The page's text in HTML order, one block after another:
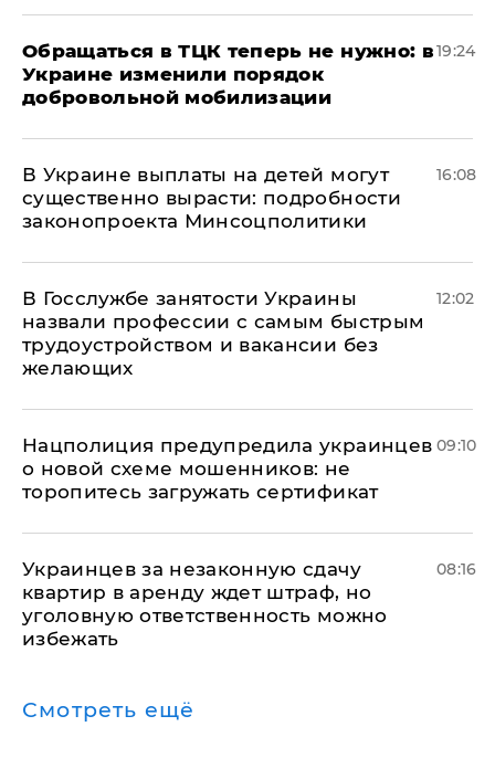
Обращаться в ТЦК теперь не нужно: в
Украине изменили порядок
добровольной мобилизации
19:24
В Украине выплаты на детей могут
существенно вырасти: подробности
законопроекта Минсоцполитики
16:08
В Госслужбе занятости Украины
назвали профессии с самым быстрым
трудоустройством и вакансии без
желающих
12:02
Нацполиция предупредила украинцев
о новой схеме мошенников: не
торопитесь загружать сертификат
09:10
Украинцев за незаконную сдачу
квартир в аренду ждет штраф, но
уголовную ответственность можно
избежать
08:16
Смотреть ещё